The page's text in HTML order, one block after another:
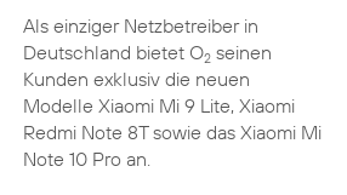
Als einziger Netzbetreiber in
Deutschland bietet O2seinen
Kunden exklusiv die neuen
Modelle Xiaomi Mi 9 Lite, Xiaomi
Redmi Note 8T sowie das Xiaomi Mi
Note 10 Pro an.